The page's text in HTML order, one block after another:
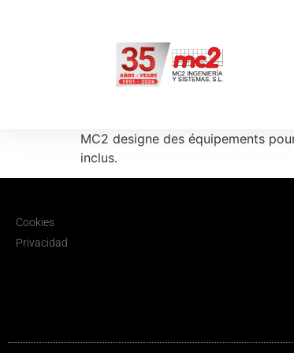
MC2 designe des équipements
inclus.
Cookies
Privacidad